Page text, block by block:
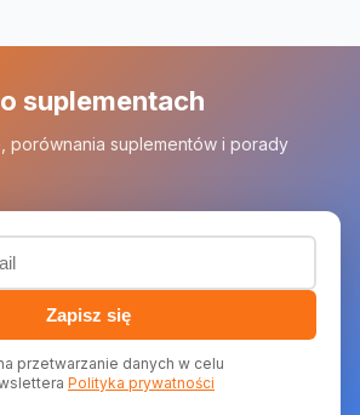
suplementach
porównania suplementów i porady
Zapisz się
przetwarzanie danych w celu
Polityka prywatności